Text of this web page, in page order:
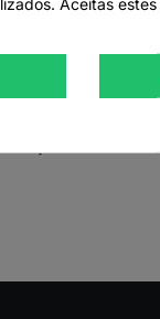
chás
compostas.
lojas